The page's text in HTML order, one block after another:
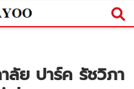
ลัย ปาร์ค รัชวิภา